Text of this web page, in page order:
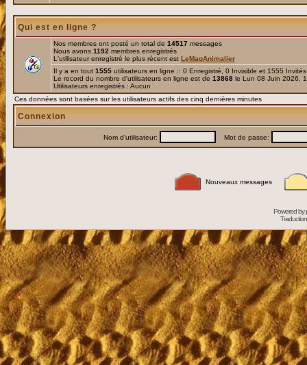
Qui est en ligne ?
Nos membres ont posté un total de 14517 messages
Nous avons 1192 membres enregistrés
L'utilisateur enregistré le plus récent est LeMagAnimalier
Il y a en tout 1555 utilisateurs en ligne :: 0 Enregistré, 0 Invisible et 1555
Le record du nombre d'utilisateurs en ligne est de 13868 le Lun 08 Juin 2026,
Utilisateurs enregistrés : Aucun
Ces données sont basées sur les utilisateurs actifs des cinq dernières minutes
Connexion
Nom d'utilisateur: Mot de passe:
Nouveaux messages
Powered by